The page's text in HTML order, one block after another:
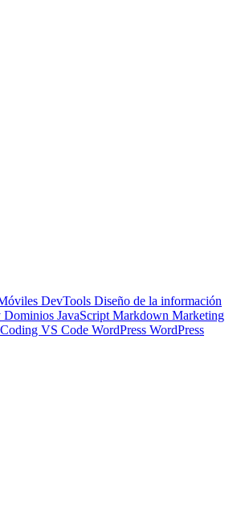
DevTools Diseño de la información
Dominios JavaScript Markdown Marketing
VS Code WordPress WordPress